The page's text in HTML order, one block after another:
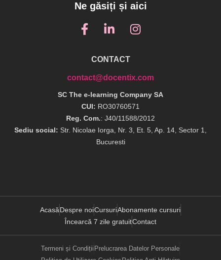
Ne găsiți și aici
CONTACT
contact@docentix.com
SC The e-learning Company SA
CUI: RO30760571
Reg. Com.: J40/11588/2012
Sediu social: Str. Nicolae Iorga, Nr. 3, Et. 5, Ap. 14, Sector 1,
Bucuresti
AcasăDespre noiCursuriAbonamente cursuri
Încearcă 7 zile gratuitContact
Termeni și Condiții Prelucrarea Datelor Personale